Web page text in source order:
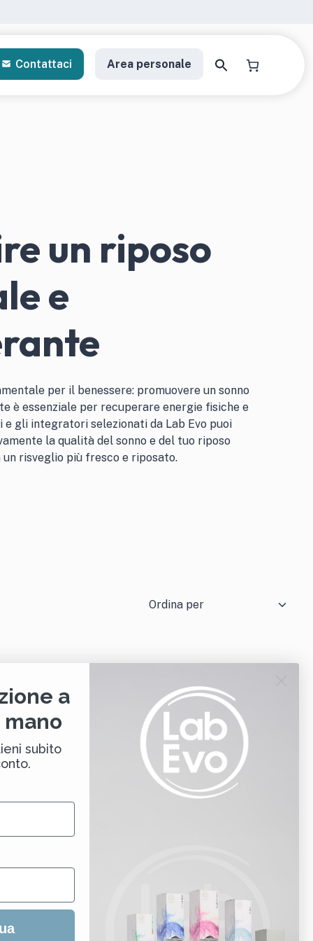
Contattaci Area personale
personalizzati
un riposo
e
per il benessere: promuovere un sonno
è essenziale per recuperare energie fisiche e
e gli integratori selezionati da Lab Evo puoi
la qualità del sonno e del tuo riposo
risveglio più fresco e riposato.
a
subito